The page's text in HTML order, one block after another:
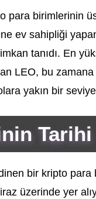
para birimlerinin
ev sahipliği
tanıdı. En
LEO, bu
yakın bir
Tarihi
bir kripto para
üzerinde yer